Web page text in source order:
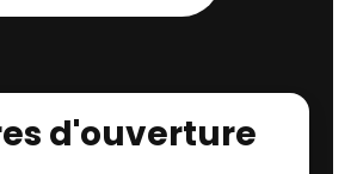
d'ouverture